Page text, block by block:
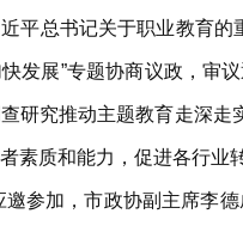
平总书记关于职业教育的
发展”专题协商议政，审
研究推动主题教育走深走
素质和能力，促进各行
邀参加，市政协副主席李